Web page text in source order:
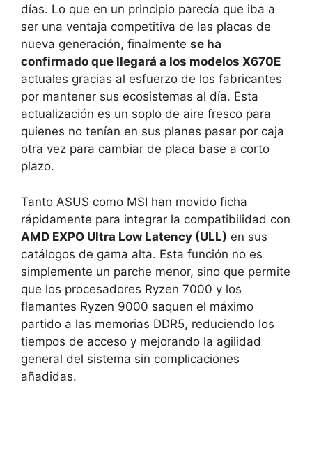
días. Lo que en un principio parecía que iba a
ser una ventaja competitiva de las placas de
nueva generación, finalmente se ha
confirmado que llegará a los modelos X670E
actuales gracias al esfuerzo de los fabricantes
por mantener sus ecosistemas al día. Esta
actualización es un soplo de aire fresco para
quienes no tenían en sus planes pasar por caja
otra vez para cambiar de placa base a corto
plazo.
Tanto ASUS como MSI han movido ficha
rápidamente para integrar la compatibilidad con
AMD EXPO Ultra Low Latency (ULL) en sus
catálogos de gama alta. Esta función no es
simplemente un parche menor, sino que permite
que los procesadores Ryzen 7000 y los
flamantes Ryzen 9000 saquen el máximo
partido a las memorias DDR5, reduciendo los
tiempos de acceso y mejorando la agilidad
general del sistema sin complicaciones
añadidas.